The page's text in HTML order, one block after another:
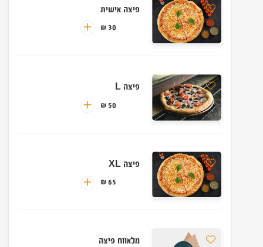
פיצה אישית
30 ₪
פיצה L
50 ₪
פיצה XL
65 ₪
מלאווח פיצה